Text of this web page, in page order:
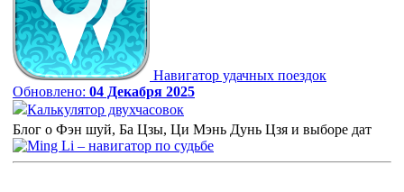
Навигатор удачных поездок
Обновлено: 04 Декабря 2025
Калькулятор двухчасовок
Блог о Фэн шуй, Ба Цзы, Ци Мэнь Дунь Цзя и выборе дат